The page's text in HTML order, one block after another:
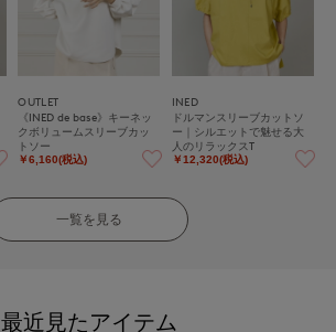
OUTLET
《INED de base》キーネッ
クボリュームスリーブカッ
トソー
￥6,160(税込)
INED
ドルマンスリーブカットソ
ー｜シルエットで魅せる大
人のリラックスT
￥12,320(税込)
一覧を見る
最近見たアイテム